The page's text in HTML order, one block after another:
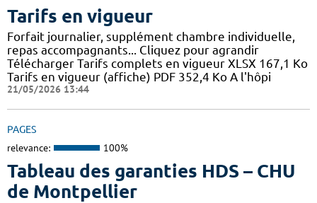
Tarifs en vigueur
Forfait journalier, supplément chambre individuelle,
repas accompagnants... Cliquez pour agrandir
Télécharger Tarifs complets en vigueur XLSX 167,1 Ko
Tarifs en vigueur (affiche) PDF 352,4 Ko A l'hôpi
21/05/2026 13:44
PAGES
relevance: 100%
Tableau des garanties HDS – CHU
de Montpellier